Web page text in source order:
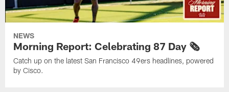
NEWS
Morning Report: Celebrating 87 Day 🗞️
Catch up on the latest San Francisco 49ers headlines, powered
by Cisco.